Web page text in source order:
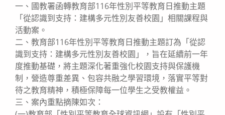
一、國教署函轉教育部116年性別平等教育日推動主題
「從認識到支持：建構多元性別友善校園」相關課程與
活動案。
二、教育部116年性別平等教育日推動主題訂為「從認
識到支持：建構多元性別友善校園」，旨在延續前一年
度推動基礎，將主題深化著重強化校園支持與保護機
制，營造尊重差異、包容共融之學習環境，落實平等對
待之教育精神，積極保障每一位學生之受教權益。
三、案內重點摘陳如次：